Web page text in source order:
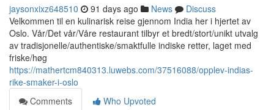
jaysonxixz648510 91 days ago News
Discuss
Velkommen til en kulinarisk reise gjennom India her i hjertet av
Oslo. Vår/Det vår/Våre restaurant tilbyr et bredt/stort/unikt utvalg
av tradisjonelle/authentiske/smaktfulle indiske retter, laget med
friske/høg
https://mathertcm840313.luwebs.com/37516088/opplev-indias-
rike-smaker-i-oslo
Comments
Who Upvoted